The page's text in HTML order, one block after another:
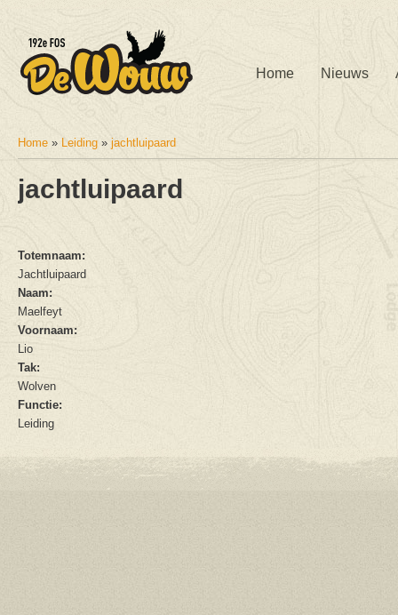
Home Nieuws
U bent hier
Home » Leiding » jachtluipaard
jachtluipaard
Totemnaam:
Jachtluipaard
Naam:
Maelfeyt
Voornaam:
Lio
Tak:
Wolven
Functie:
Leiding